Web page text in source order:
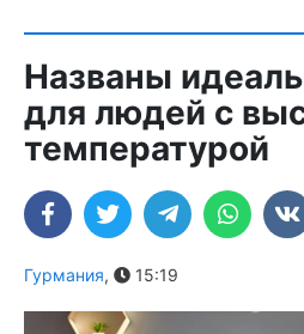
Названы
для людей с
температурой
Гурмания, 15:19